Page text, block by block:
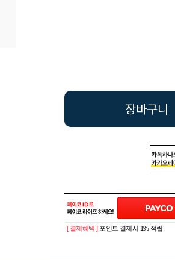
장바구니
[ 결제혜택 ] 포인트 결제시 1% 적립!